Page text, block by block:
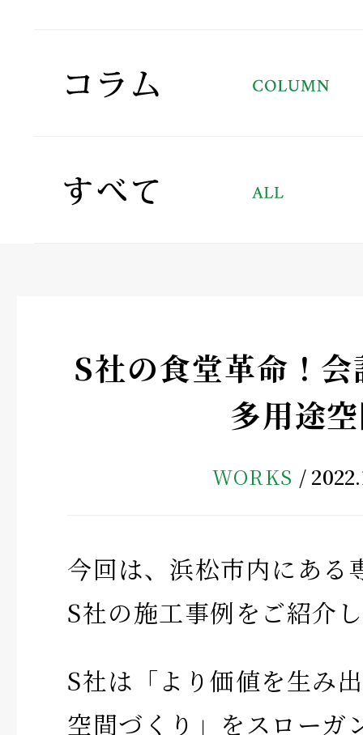
S社の食堂革命！
多用途
WORKS
今回は、浜松市内にある
S社の施工事例をご紹介
S社は「より価値を生み
空間づくり」をスローガ